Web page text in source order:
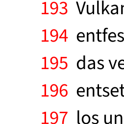
193
194
195 das
196
197 los